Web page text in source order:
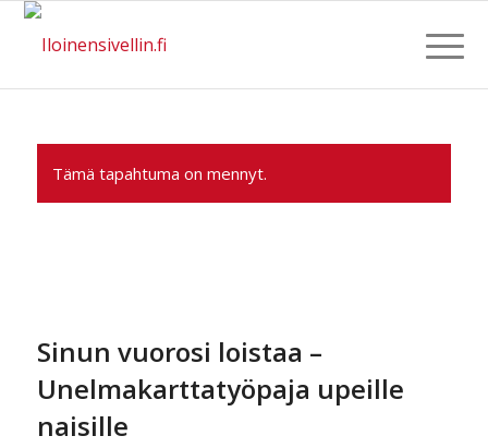
Tämä tapahtuma on mennyt.
Sinun vuorosi loistaa –
Unelmakarttatyöpaja upeille
naisille